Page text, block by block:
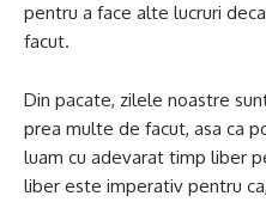
pentru a face alte lucruri
facut.
Din pacate, zilele noastre
prea multe de facut, asa ca
luam cu adevarat timp liber
liber este imperativ pentru